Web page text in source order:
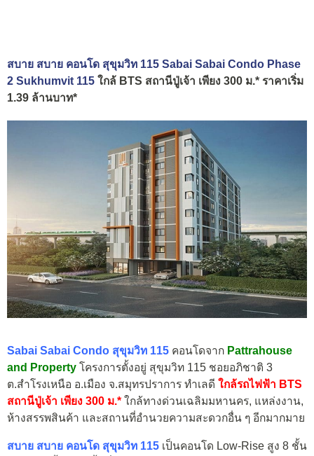
สบาย สบาย คอนโด สุขุมวิท 115 Sabai Sabai Condo Phase
2 Sukhumvit 115 ใกล้ BTS สถานีปู่เจ้า เพียง 300 ม.* ราคาเริ่ม
1.39 ล้านบาท*
Sabai Sabai Condo สุขุมวิท 115 คอนโดจาก Pattrahouse
and Property โครงการตั้งอยู่ สุขุมวิท 115 ชอยอภิชาติ 3
ต.สำโรงเหนือ อ.เมือง จ.สมุทรปราการ ทำเลดี ใกล้รถไฟฟ้า BTS
สถานีปู่เจ้า เพียง 300 ม.* ใกล้ทางด่วนเฉลิมมหานคร, แหล่งงาน,
ห้างสรรพสินค้า และสถานที่อำนวยความสะดวกอื่น ๆ อีกมากมาย
สบาย สบาย คอนโด สุขุมวิท 115 เป็นคอนโด Low-Rise สูง 8 ชั้น